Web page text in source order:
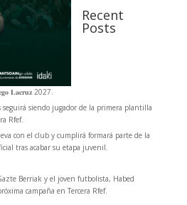
Recent
Posts
𝐋𝐚𝐜𝐫𝐮𝐳 2027.
siendo jugador de la primera plantilla
Rfef.
con el club y cumplirá formará parte de la
tras acabar su etapa juvenil.
Berriak y el joven futbolista, Habed
campaña en Tercera Rfef.